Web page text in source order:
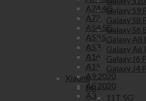
Galaxy S9
Galaxy S8
Galaxy S6
Galaxy A8
Galaxy A6
Galaxy J6
Galaxy J4
Xiaomi
Mi
11T 5G
A74 4G
A72
A54 5G
A53 S
A53
A16
A15
A9 2020
A5 2020
A3